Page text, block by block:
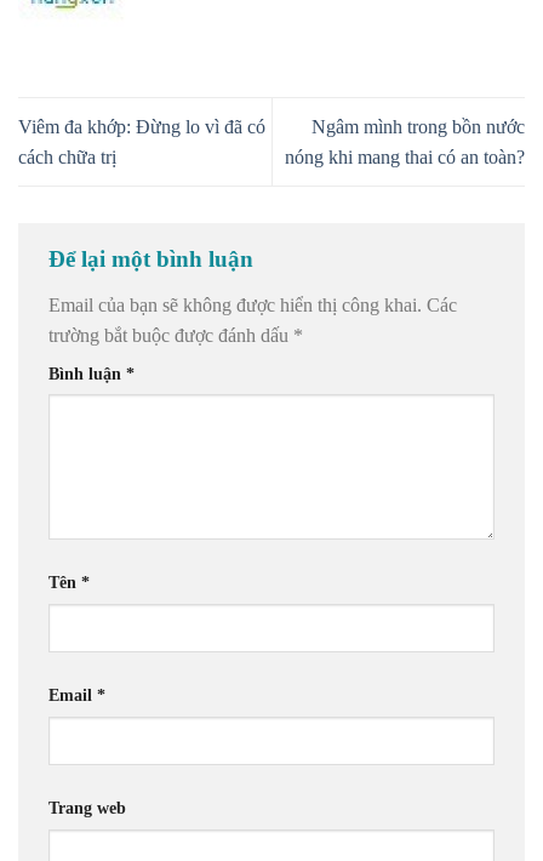
Viêm đa khớp: Đừng lo vì đã có
cách chữa trị
Ngâm mình trong bồn nước
nóng khi mang thai có an toàn?
Để lại một bình luận
Email của bạn sẽ không được hiển thị công khai. Các
trường bắt buộc được đánh dấu *
Bình luận *
Tên *
Email *
Trang web